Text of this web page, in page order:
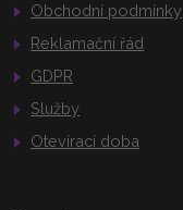
Obchodní podmínky
Reklamační řád
GDPR
Služby
Otevírací doba